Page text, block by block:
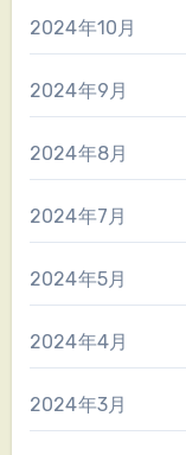
2024年10月
2024年9月
2024年8月
2024年7月
2024年5月
2024年4月
2024年3月